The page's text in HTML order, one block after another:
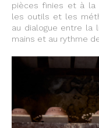
pièces finies et à la
les outils et les
au dialogue entre la
mains et au rythme